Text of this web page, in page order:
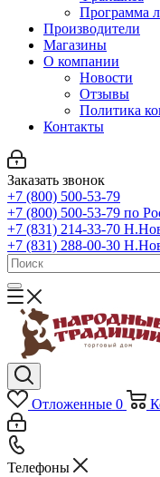
Программа
Производители
Магазины
О компании
Новости
Отзывы
Политика
Контакты
Заказать звонок
+7 (800) 500-53-79
+7 (800) 500-53-79 по
+7 (831) 214-33-70
+7 (831) 288-00-30
Отложенные 0
Телефоны